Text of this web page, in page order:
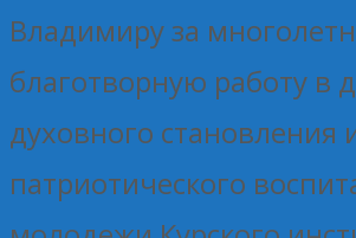
Владимиру за
благотворную работу в
духовного становления
патриотического